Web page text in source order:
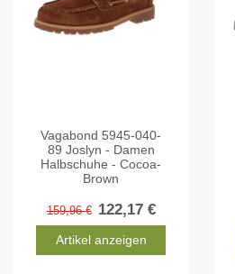
Vagabond 5945-040-
89 Joslyn - Damen
Halbschuhe - Cocoa-
Brown
159,96 € 122,17 €
Artikel anzeigen